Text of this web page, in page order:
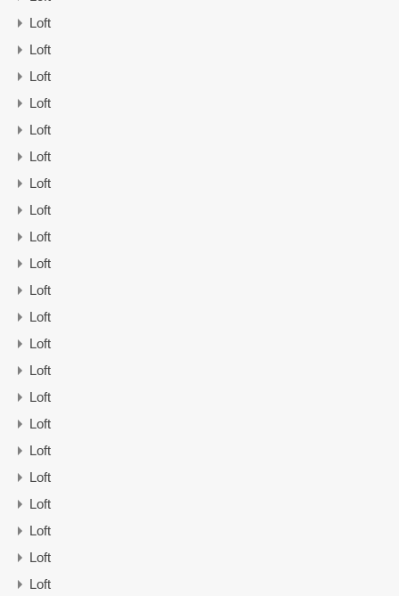
Loft
Loft
Loft
Loft
Loft
Loft
Loft
Loft
Loft
Loft
Loft
Loft
Loft
Loft
Loft
Loft
Loft
Loft
Loft
Loft
Loft
Loft